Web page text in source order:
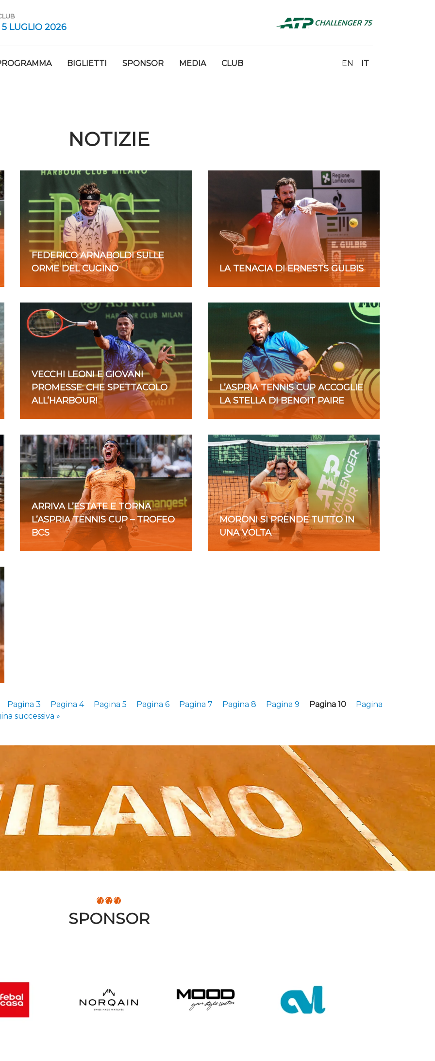
LUGLIO 2026
BIGLIETTI SPONSOR MEDIA CLUB EN IT
NOTIZIE
FEDERICO ARNABOLDI SULLE
ORME DEL CUGINO
LA TENACIA DI ERNESTS GULBIS
VECCHI LEONI E GIOVANI
PROMESSE: CHE SPETTACOLO
ALL’HARBOUR!
L’ASPRIA TENNIS CUP ACCOGLIE
LA STELLA DI BENOIT PAIRE
ARRIVA L’ESTATE E TORNA
L’ASPRIA TENNIS CUP – TROFEO
BCS
MORONI SI PRENDE TUTTO IN
UNA VOLTA
Pagina 3 Pagina 4 Pagina 5 Pagina 6 Pagina 7 Pagina 8 Pagina 9 Pagina 10
Pagina
successiva »
SPONSOR